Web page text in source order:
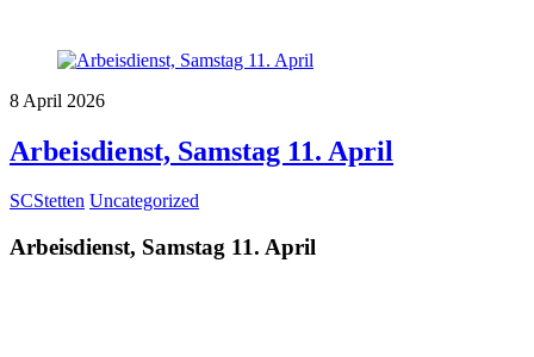
8 April 2026
Arbeisdienst, Samstag 11. April
SCStetten Uncategorized
Arbeisdienst, Samstag 11. April